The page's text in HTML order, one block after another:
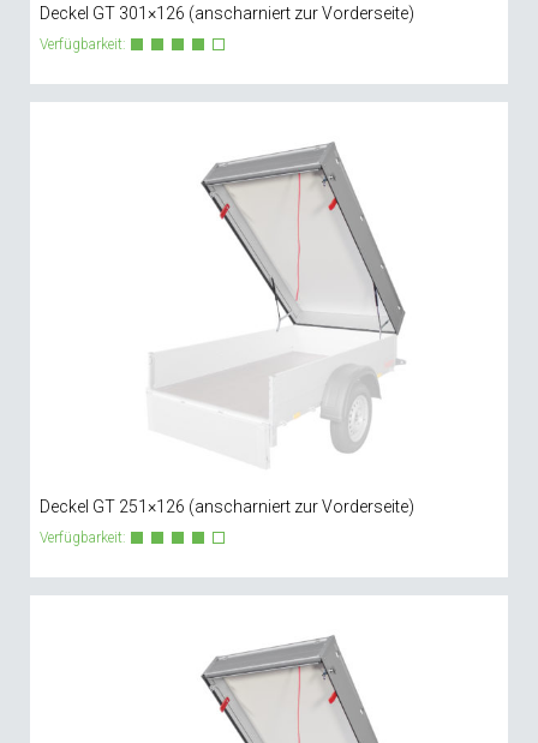
Deckel GT 301×126 (anscharniert zur Vorderseite)
Verfügbarkeit:
Deckel GT 251×126 (anscharniert zur Vorderseite)
Verfügbarkeit: